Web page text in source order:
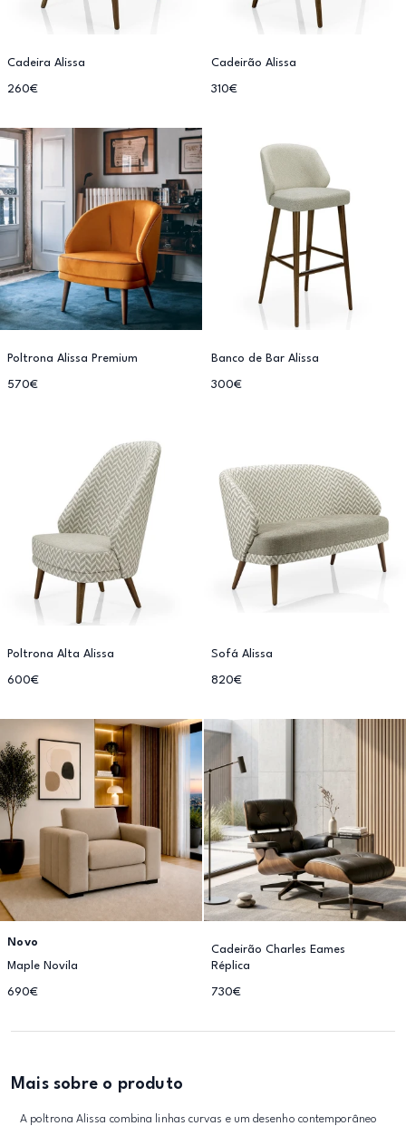
Cadeira Alissa
260€
Cadeirão Alissa
310€
Poltrona Alissa Premium
570€
Banco de Bar Alissa
300€
Poltrona Alta Alissa
600€
Sofá Alissa
820€
Novo
Maple Novila
690€
Cadeirão Charles Eames
Réplica
730€
Mais sobre o produto
A poltrona Alissa combina linhas curvas e um desenho contemporâneo